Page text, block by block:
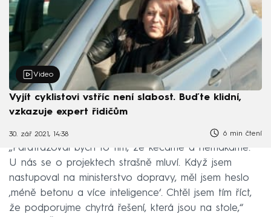
Video
Vyjít cyklistovi vstříc není slabost. Buďte klidní,
vzkazuje expert řidičům
30. zář 2021, 14:38 6 min čtení
„Parafrázoval bych to tím, že kecáme a nemakáme.
U nás se o projektech strašně mluví. Když jsem
nastupoval na ministerstvo dopravy, měl jsem heslo
‚méně betonu a více inteligence‘. Chtěl jsem tím říct,
že podporujme chytrá řešení, která jsou na stole,“